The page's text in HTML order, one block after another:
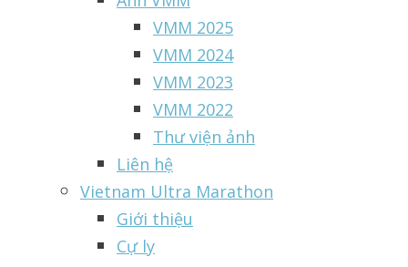
VMM 2025
VMM 2024
VMM 2023
VMM 2022
Thư viện ảnh
Liên hệ
Vietnam Ultra Marathon
Giới thiệu
Cự ly